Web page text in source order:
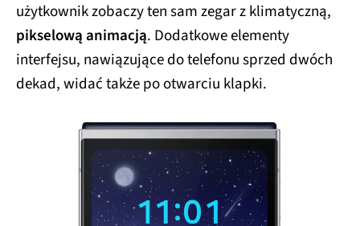
użytkownik zobaczy ten sam zegar z klimatyczną,
pikselową animacją. Dodatkowe elementy
interfejsu, nawiązujące do telefonu sprzed dwóch
dekad, widać także po otwarciu klapki.